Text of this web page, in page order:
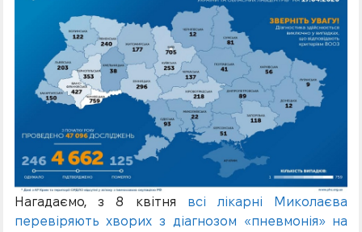
Нагадаємо, з 8 квітня всі лікарні Миколаєва
перевіряють хворих з діагнозом «пневмонія» на